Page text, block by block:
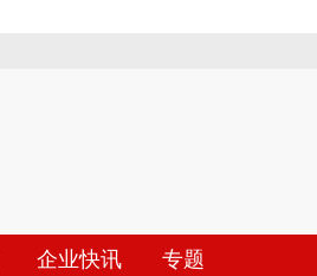
企业快讯 专题